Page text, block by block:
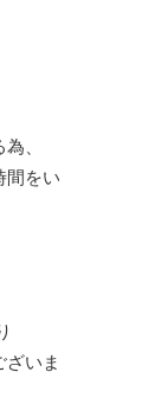
、
間をい
いま